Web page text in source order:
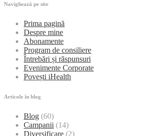
Navighează pe site
Prima pagină
Despre mine
Abonamente
Program de consiliere
Întrebări și răspunsuri
Evenimente Corporate
Povești iHealth
Articole în blog
Blog (60)
Campanii (14)
Diversificare (2)